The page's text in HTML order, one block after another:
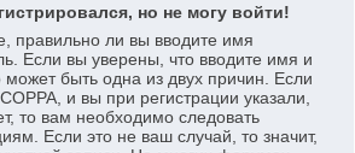
но не могу войти!
правильно ли вы вводите имя
Если вы уверены, что вводите имя и
может быть одна из двух причин. Если
и вы при регистрации указали,
то вам необходимо следовать
Если это не ваш случай, то значит,